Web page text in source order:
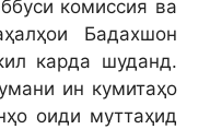
комиссия ва
Бадахшон
карда шуданд.
ин кумитаҳо
оиди муттаҳид